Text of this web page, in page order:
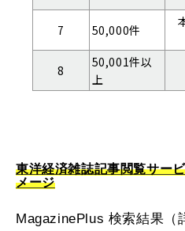
7
50,000件
8
50,001件以
上
東洋経済雑誌記事閲覧サー
メージ
MagazinePlus 検索結果（